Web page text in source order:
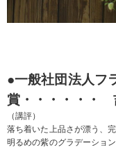
●一般社団法人フ
賞・・・・・
（講評）
落ち着いた上品さが漂う、
明るめの紫のグラデーショ